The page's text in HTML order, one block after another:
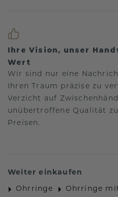
Ihre Vision, unser
Wert
Wir sind nur eine
Ihren Traum präzise zu
Verzicht auf
unübertroffene Qualität
Preisen.
Weiter einkaufen
Ohrringe
Ohrringe